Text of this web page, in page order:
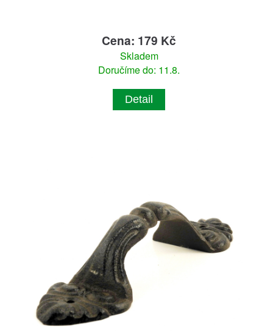
Cena: 179 Kč
Skladem
Doručíme do: 11.8.
Detail